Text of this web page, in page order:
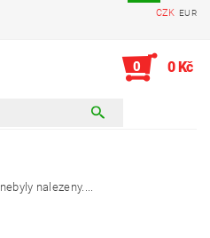
CZK EUR
0 0 Kč
nebyly nalezeny....